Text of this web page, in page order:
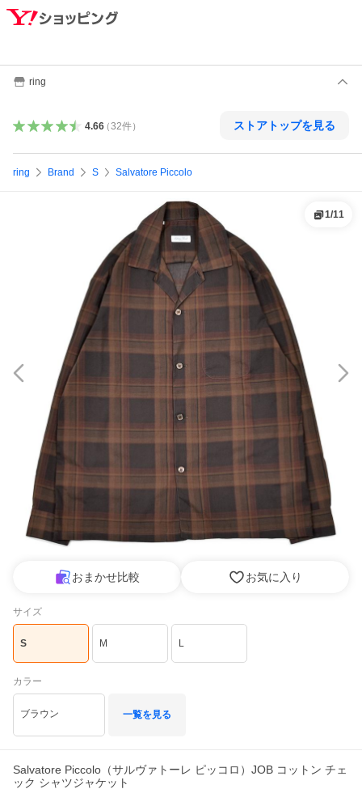
ring
4.66（32件） ストアトップを見る
ring Brand S Salvatore Piccolo
1/11
おまかせ比較 お気に入り
サイズ
S M L
カラー
ブラウン 一覧を見る
Salvatore Piccolo（サルヴァトーレ ピッコロ）JOB コットン チェ
ック シャツジャケット